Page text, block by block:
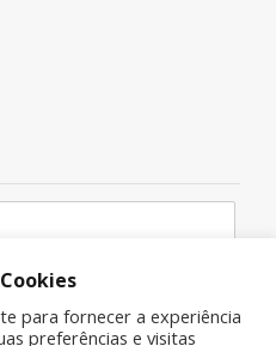
para fornecer a experiência
preferências e visitas